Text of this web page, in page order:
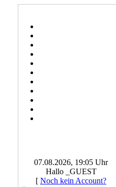
07.08.2026, 19:05 Uhr
Hallo _GUEST
[ Noch kein Account?